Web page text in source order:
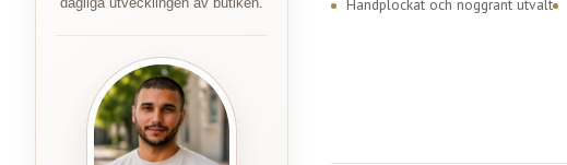
dagliga utvecklingen av butiken.
Handplockat och noggrant utvalt